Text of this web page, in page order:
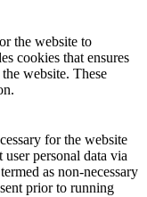
the website to
cookies that ensures
website. These
for the website
personal data via
as non-necessary
prior to running